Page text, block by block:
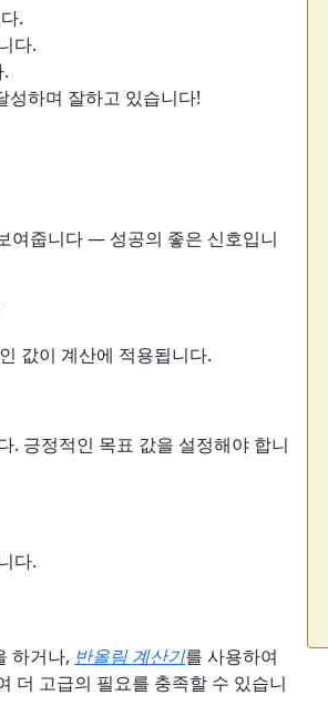
.
다.
하며 잘하고 있습니다!
여줍니다 — 성공의 좋은 신호입니
값이 계산에 적용됩니다.
. 긍정적인 목표 값을 설정해야 합니
다.
하거나, 반올림 계산기를 사용하여
더 고급의 필요를 충족할 수 있습니